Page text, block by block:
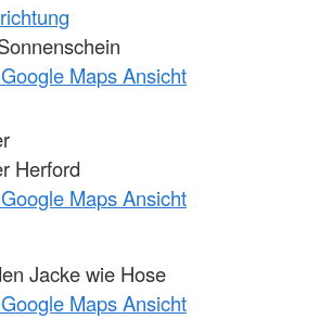
Maps Ansicht
Herford
Maps Ansicht
Jacke wie Hose
Maps Ansicht